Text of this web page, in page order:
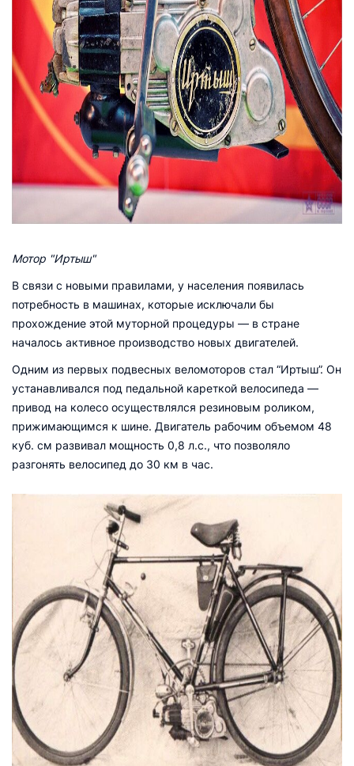
Мотор "Иртыш"
В связи с новыми правилами, у населения появилась
потребность в машинах, которые исключали бы
прохождение этой муторной процедуры — в стране
началось активное производство новых двигателей.
Одним из первых подвесных веломоторов стал “Иртыш”. Он
устанавливался под педальной кареткой велосипеда —
привод на колесо осуществлялся резиновым роликом,
прижимающимся к шине. Двигатель рабочим объемом 48
куб. см развивал мощность 0,8 л.с., что позволяло
разгонять велосипед до 30 км в час.